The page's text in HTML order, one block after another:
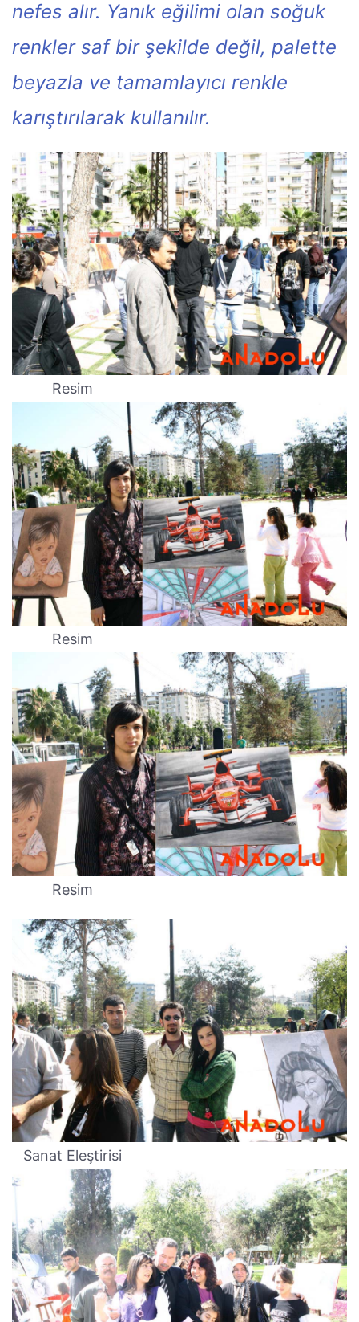
nefes alır. Yanık eğilimi olan soğuk
renkler saf bir şekilde değil, palette
beyazla ve tamamlayıcı renkle
karıştırılarak kullanılır.
Resim
Resim
Resim
Sanat Eleştirisi